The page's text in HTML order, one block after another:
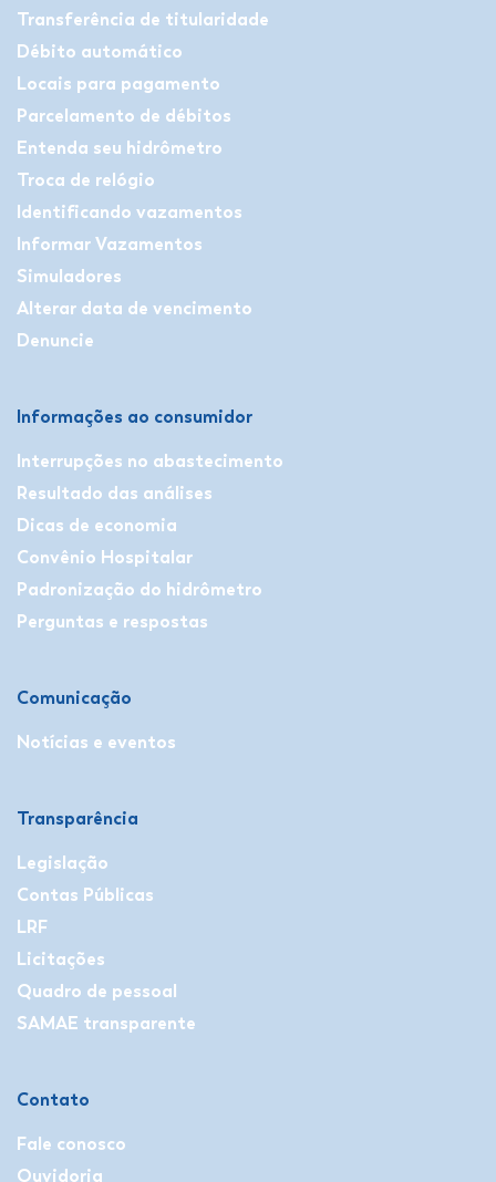
Transferência de titularidade
Débito automático
Locais para pagamento
Parcelamento de débitos
Entenda seu hidrômetro
Troca de relógio
Identificando vazamentos
Informar Vazamentos
Simuladores
Alterar data de vencimento
Denuncie
Informações ao consumidor
Interrupções no abastecimento
Resultado das análises
Dicas de economia
Convênio Hospitalar
Padronização do hidrômetro
Perguntas e respostas
Comunicação
Notícias e eventos
Transparência
Legislação
Contas Públicas
LRF
Licitações
Quadro de pessoal
SAMAE transparente
Contato
Fale conosco
Ouvidoria